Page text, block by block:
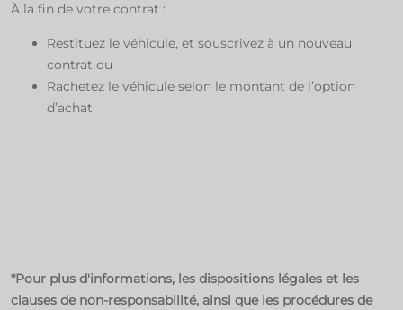
À la fin de votre contrat : ​
Restituez le véhicule, et souscrivez à un nouveau
contrat​ ou​
Rachetez le véhicule selon le montant de l’option
d’achat ​
*Pour plus d'informations, les dispositions légales et les
clauses de non-responsabilité, ainsi que les procédures de